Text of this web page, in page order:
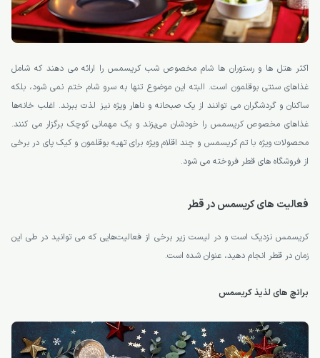
اکثر هتل ها و رستوران ها شام مخصوص شب کریسمس را ارائه می دهند که شامل
غذاهای سنتی بوقلمون است. البته این موضوع تنها به سرو شام ختم نمی شود، بلکه
ساکنان و گردشگران می توانند از یک صبحانه و ناهار ویژه نیز لذت ببرند. اغلب خانه‌ها
غذاهای مخصوص کریسمس را خودشان می‌پزند و یک مهمانی کوچک برگزار می کنند.
محصولات ویژه با تم کریسمس و چند اقلام ویژه برای تهیه بوقلمون و کیک پای در برخی
از فروشگاه های قطر فروخته می شود.
فعالیت های کریسمس در قطر
کریسمس نزدیک است و در لیست زیر برخی از فعالیت‌هایی که می توانید در طی این
زمان در قطر انجام دهید، عنوان شده است.
برانچ های لذیذ کریسمس